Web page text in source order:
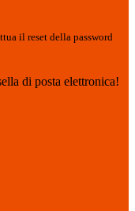
il reset della password
di posta elettronica!